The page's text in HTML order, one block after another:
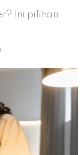
Ini pilihan